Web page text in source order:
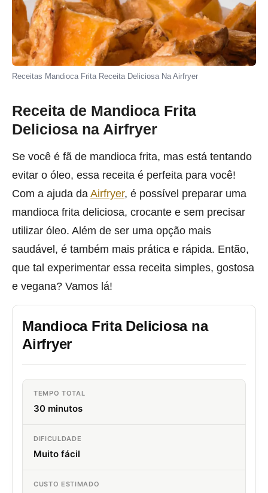
Receitas Mandioca Frita Receita Deliciosa Na Airfryer
Receita de Mandioca Frita
Deliciosa na Airfryer
Se você é fã de mandioca frita, mas está tentando
evitar o óleo, essa receita é perfeita para você!
Com a ajuda da Airfryer, é possível preparar uma
mandioca frita deliciosa, crocante e sem precisar
utilizar óleo. Além de ser uma opção mais
saudável, é também mais prática e rápida. Então,
que tal experimentar essa receita simples, gostosa
e vegana? Vamos lá!
Mandioca Frita Deliciosa na
Airfryer
TEMPO TOTAL
30 minutos
DIFICULDADE
Muito fácil
CUSTO ESTIMADO